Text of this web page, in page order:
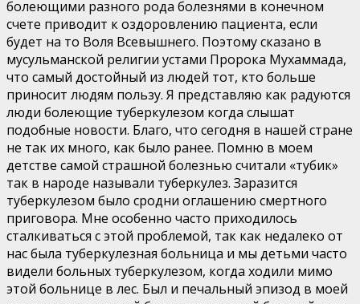
болеющими разного рода болезнями в конечном
счете приводит к оздоровлению пациента, если
будет на то Воля Всевышнего. Поэтому сказано в
мусульманской религии устами Пророка Мухаммада,
что самый достойный из людей тот, кто больше
приносит людям пользу. Я представляю как радуются
люди болеющие туберкулезом когда слышат
подобные новости. Благо, что сегодня в нашей стране
не так их много, как было ранее. Помню в моем
детстве самой страшной болезнью считали «тубик»
так в народе называли туберкулез. Заразится
туберкулезом было сродни оглашению смертного
приговора. Мне особенно часто приходилось
сталкиваться с этой проблемой, так как недалеко от
нас была туберкулезная больница и мы детьми часто
видели больных туберкулезом, когда ходили мимо
этой больнице в лес. Был и печальный эпизод в моей